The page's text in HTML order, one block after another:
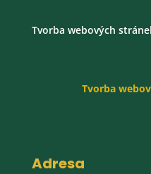
Tvorba webových
Tvorba
Adresa